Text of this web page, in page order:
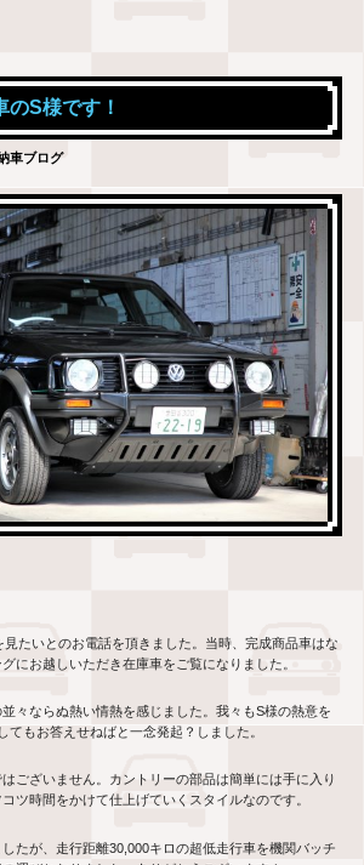
のS様です！
車ブログ
たいとのお電話を頂きました。当時、完成商品車はな
にお越しいただき在庫車をご覧になりました。
々ならぬ熱い情熱を感じました。我々もS様の熱意を
てもお答えせねばと一念発起？しました。
ございません。カントリーの部品は簡単には手に入り
ツ時間をかけて仕上げていくスタイルなのです。
たが、走行距離30,000キロの超低走行車を機関バッチ